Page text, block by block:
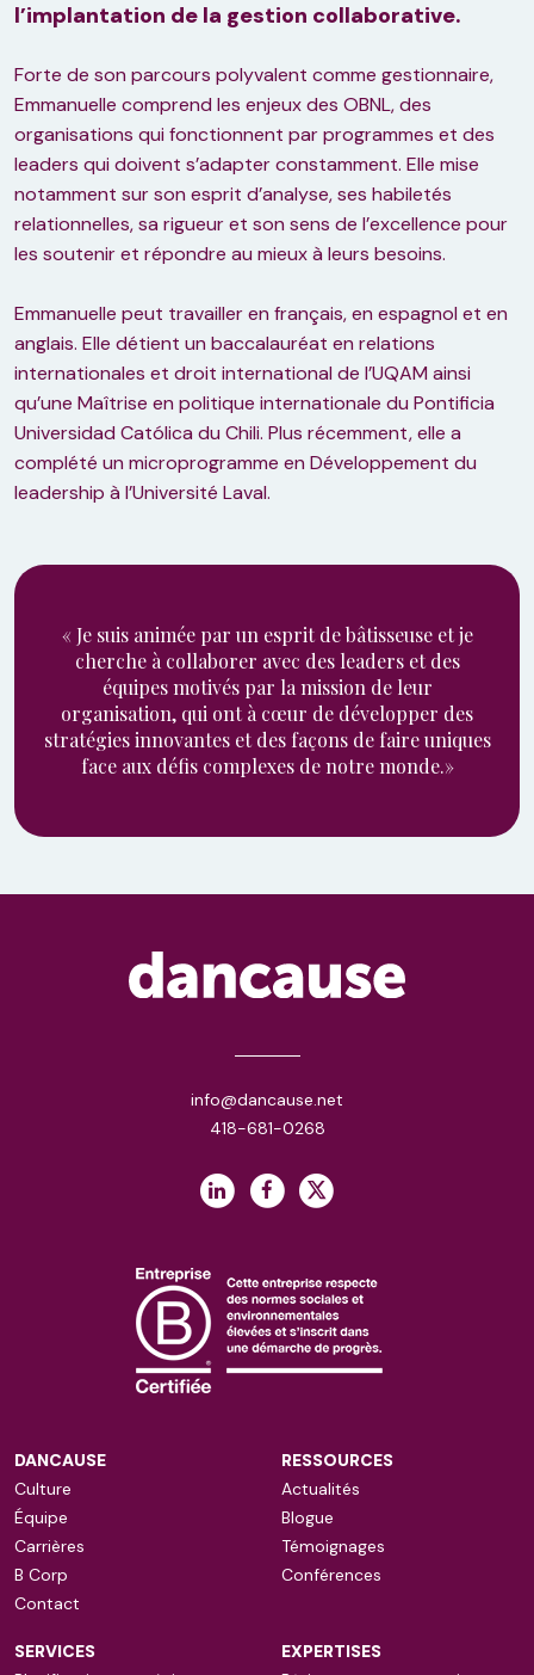
l’implantation de la gestion collaborative.
Forte de son parcours polyvalent comme gestionnaire,
Emmanuelle comprend les enjeux des OBNL, des
organisations qui fonctionnent par programmes et des
leaders qui doivent s’adapter constamment. Elle mise
notamment sur son esprit d’analyse, ses habiletés
relationnelles, sa rigueur et son sens de l’excellence pour
les soutenir et répondre au mieux à leurs besoins.
Emmanuelle peut travailler en français, en espagnol et en
anglais. Elle détient un baccalauréat en relations
internationales et droit international de l’UQAM ainsi
qu’une Maîtrise en politique internationale du Pontificia
Universidad Católica du Chili. Plus récemment, elle a
complété un microprogramme en Développement du
leadership à l’Université Laval.
« Je suis animée par un esprit de bâtisseuse et je
cherche à collaborer avec des leaders et des
équipes motivés par la mission de leur
organisation, qui ont à cœur de développer des
stratégies innovantes et des façons de faire uniques
face aux défis complexes de notre monde.»
info@dancause.net
418-681-0268
DANCAUSE
Culture
Équipe
Carrières
B Corp
Contact
RESSOURCES
Actualités
Blogue
Témoignages
Conférences
SERVICES
EXPERTISES